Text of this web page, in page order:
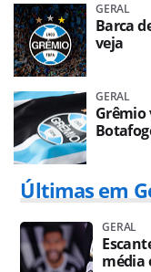
GERAL
Barca
veja
GERAL
Grêmio
Últimas em
GERAL
média